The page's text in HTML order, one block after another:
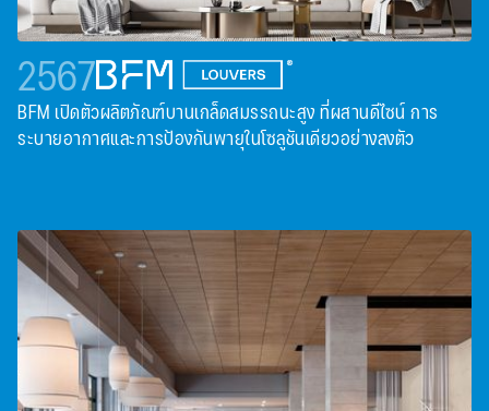
2567
BFM เปิดตัวผลิตภัณฑ์บานเกล็ดสมรรถนะสูง ที่ผสานดีไซน์ การ
ระบายอากาศและการป้องกันพายุในโซลูชันเดียวอย่างลงตัว